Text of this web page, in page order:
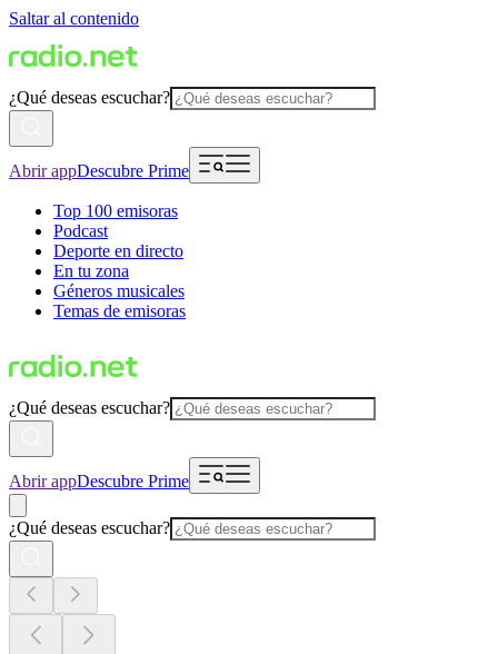
Saltar al contenido
¿Qué deseas escuchar?
Abrir appDescubre Prime
Top 100 emisoras
Podcast
Deporte en directo
En tu zona
Géneros musicales
Temas de emisoras
¿Qué deseas escuchar?
Abrir appDescubre Prime
¿Qué deseas escuchar?